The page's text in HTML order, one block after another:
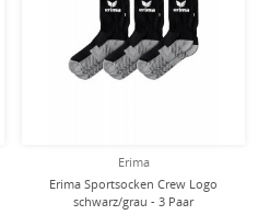
Erima
Erima Sportsocken Crew Logo
schwarz/grau - 3 Paar